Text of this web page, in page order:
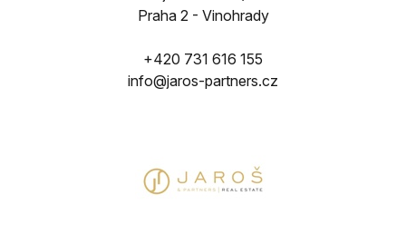
Praha 2 - Vinohrady
+420 731 616 155
info@jaros-partners.cz